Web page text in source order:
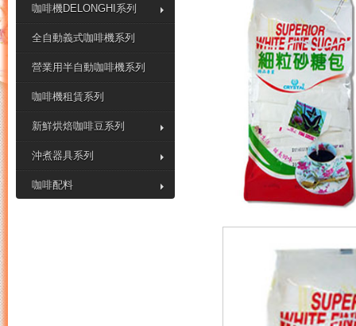
咖啡機DELONGHI系列
全自動義式咖啡機系列
營業用半自動咖啡機系列
咖啡機租賃系列
新鮮烘焙咖啡豆系列
沖煮器具系列
咖啡配料